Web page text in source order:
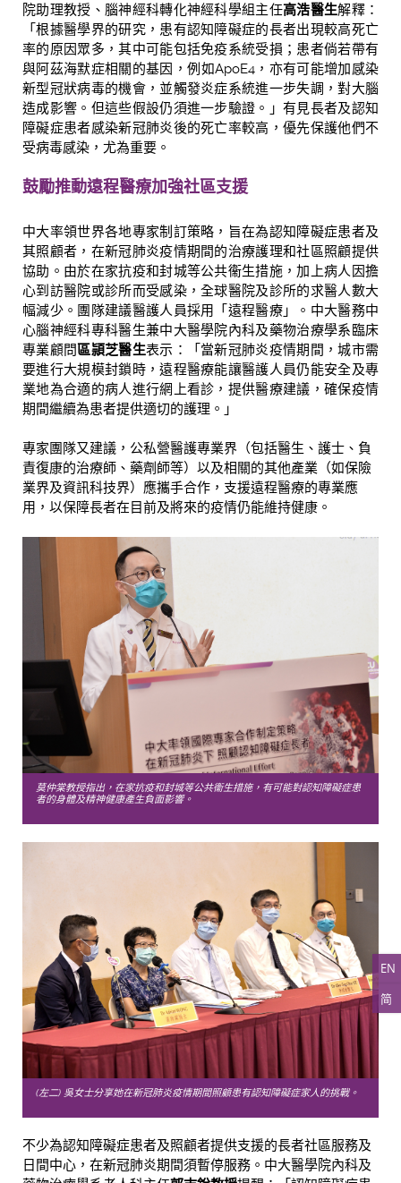
EN
简
院助理教授、腦神經科轉化神經科學組主任高浩醫生解釋：
「根據醫學界的研究，患有認知障礙症的長者出現較高死亡
率的原因眾多，其中可能包括免疫系統受損；患者倘若帶有
與阿茲海默症相關的基因，例如ApoE4，亦有可能增加感染
新型冠狀病毒的機會，並觸發炎症系統進一步失調，對大腦
造成影響。但這些假設仍須進一步驗證。」有見長者及認知
障礙症患者感染新冠肺炎後的死亡率較高，優先保護他們不
受病毒感染，尤為重要。
鼓勵推動遠程醫療加強社區支援
中大率領世界各地專家制訂策略，旨在為認知障礙症患者及
其照顧者，在新冠肺炎疫情期間的治療護理和社區照顧提供
協助。由於在家抗疫和封城等公共衞生措施，加上病人因擔
心到訪醫院或診所而受感染，全球醫院及診所的求醫人數大
幅減少。團隊建議醫護人員採用「遠程醫療」。中大醫務中
心腦神經科專科醫生兼中大醫學院內科及藥物治療學系臨床
專業顧問區頴芝醫生表示：「當新冠肺炎疫情期間，城市需
要進行大規模封鎖時，遠程醫療能讓醫護人員仍能安全及專
業地為合適的病人進行網上看診，提供醫療建議，確保疫情
期間繼續為患者提供適切的護理。」
專家團隊又建議，公私營醫護專業界（包括醫生、護士、負
責復康的治療師、藥劑師等）以及相關的其他產業（如保險
業界及資訊科技界）應攜手合作，支援遠程醫療的專業應
用，以保障長者在目前及將來的疫情仍能維持健康。
莫仲棠教授指出，在家抗疫和封城等公共衞生措施，有可能對認知障礙症患
者的身體及精神健康產生負面影響。
(左二) 吳女士分享她在新冠肺炎疫情期間照顧患有認知障礙症家人的挑戰。
不少為認知障礙症患者及照顧者提供支援的長者社區服務及
日間中心，在新冠肺炎期間須暫停服務。中大醫學院內科及